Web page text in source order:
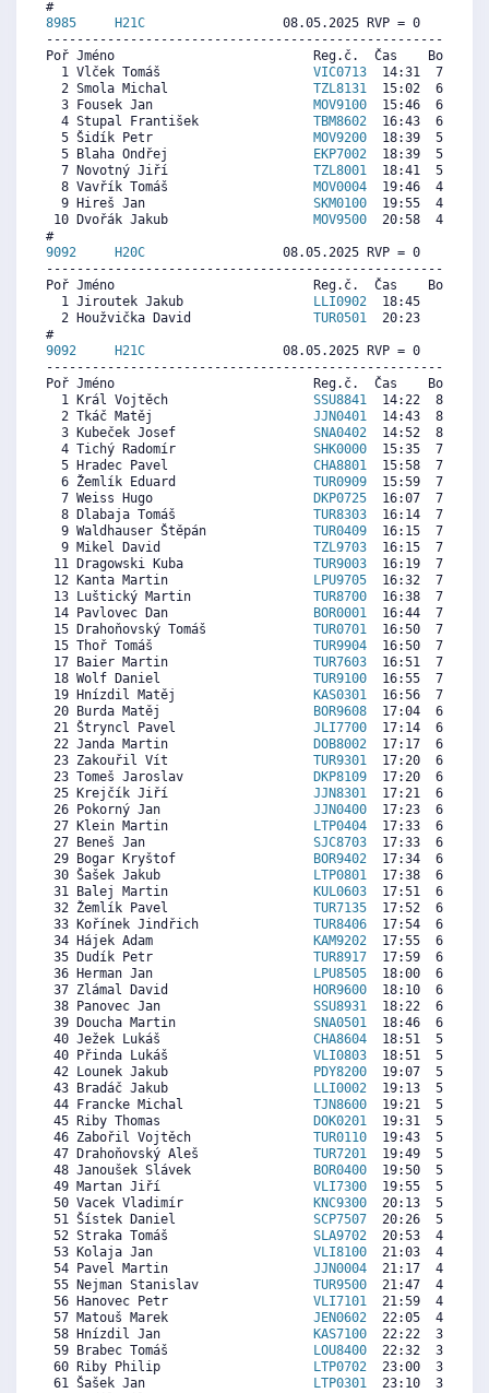
8985
H21C
08.05.2025 RVP = 0     IP
Poř Jméno                          Reg.č.  Čas    Body
  1 Vlček Tomáš
VIC0713
14:31  7203
  2 Smola Michal
TZL8131
15:02  6966
  3 Fousek Jan
MOV9100
15:46  6629
  4 Stupal František
TBM8602
16:43  6193
  5 Šidík Petr
MOV9200
18:39  5306
  5 Blaha Ondřej
EKP7002
18:39  5306
  7 Novotný Jiří
TZL8001
18:41  5291
  8 Vavřík Tomáš
MOV0004
19:46  4793
  9 Hireš Jan
SKM0100
19:55  4725
10 Dvořák Jakub MOV9500
20:58  4243
9092
H20C
08.05.2025 RVP = 0     IP
Poř Jméno                          Reg.č.  Čas    Body
  1 Jiroutek Jakub
LLI0902
18:45     0
  2 Houžvička David
TUR0501
20:23     0
9092
H21C
08.05.2025 RVP = 0     IP
Poř Jméno                          Reg.č.  Čas    Body
  1 Král Vojtěch
SSU8841
14:22  8542
  2 Tkáč Matěj
JJN0401
14:43  8342
  3 Kubeček Josef
SNA0402
14:52  8256
  4 Tichý Radomír
SHK0000
15:35  7846
  5 Hradec Pavel
CHA8801
15:58  7627
  6 Žemlík Eduard
TUR0909
15:59  7617
  7 Weiss Hugo
DKP0725
16:07  7541
  8 Dlabaja Tomáš
TUR8303
16:14  7474
  9 Waldhauser Štěpán
TUR0409
16:15  7465
  9 Mikel David
TZL9703
16:15  7465
11 Dragowski Kuba TUR9003
16:19  7426
12 Kanta Martin
LPU9705
16:32  7302
13 Luštický Martin TUR8700
16:38  7245
14 Pavlovec Dan
BOR0001
16:44  7188
15 Drahoňovský Tomáš TUR0701
16:50  7131
15 Thoř Tomáš TUR9904
16:50  7131
17 Baier Martin TUR7603
16:51  7121
18 Wolf Daniel TUR9100
16:55  7083
19 Hnízdil Matěj
KAS0301
16:56  7074
20 Burda Matěj
BOR9608
17:04  6997
21 Štryncl Pavel JLI7700
17:14  6902
22 Janda Martin
DOB8002
17:17  6873
23 Zakouřil Vít TUR9301
17:20  6845
23 Tomeš Jaroslav
DKP8109
17:20  6845
25 Krejčík Jiří JJN8301
17:21  6835
26 Pokorný Jan JJN0400
17:23  6816
27 Klein Martin
LTP0404
17:33  6721
27 Beneš Jan SJC8703
17:33  6721
29 Bogar Kryštof
BOR9402
17:34  6711
30 Šašek Jakub
LTP0801
17:38  6673
31 Balej Martin
KUL0603
17:51  6549
32 Žemlík Pavel TUR7135
17:52  6540
33 Kořínek Jindřich TUR8406
17:54  6521
34 Hájek Adam
KAM9202
17:55  6511
35 Dudík Petr TUR8917
17:59  6473
36 Herman Jan
LPU8505
18:00  6464
37 Zlámal David
HOR9600
18:10  6368
38 Panovec Jan SSU8931
18:22  6254
39 Doucha Martin SNA0501
18:46  6025
40 Ježek Lukáš CHA8604
18:51  5977
40 Přinda Lukáš VLI0803
18:51  5977
42 Lounek Jakub
PDY8200
19:07  5825
43 Bradáč Jakub
LLI0002
19:13  5768
44 Francke Michal TJN8600
19:21  5691
45 Riby Thomas
DOK0201
19:31  5596
46 Zabořil Vojtěch TUR0110
19:43  5482
47 Drahoňovský Aleš TUR7201
19:49  5424
48 Janoušek Slávek
BOR0400
19:50  5415
49 Martan Jiří VLI7300
19:55  5367
50 Vacek Vladimír
KNC9300
20:13  5196
51 Šístek Daniel SCP7507
20:26  5072
52 Straka Tomáš SLA9702
20:53  4814
53 Kolaja Jan VLI8100
21:03  4719
54 Pavel Martin JJN0004
21:17  4586
55 Nejman Stanislav TUR9500
21:47  4300
56 Hanovec Petr VLI7101
21:59  4185
57 Matouš Marek JEN0602
22:05  4128
58 Hnízdil Jan
KAS7100
22:22  3966
59 Brabec Tomáš
LOU8400
22:32  3871
60 Riby Philip
LTP0702
23:00  3604
61 Šašek Jan
LTP0301
23:10  3508